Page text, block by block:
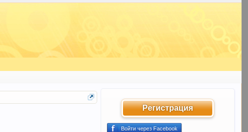
Регистрация
Войти через Facebook